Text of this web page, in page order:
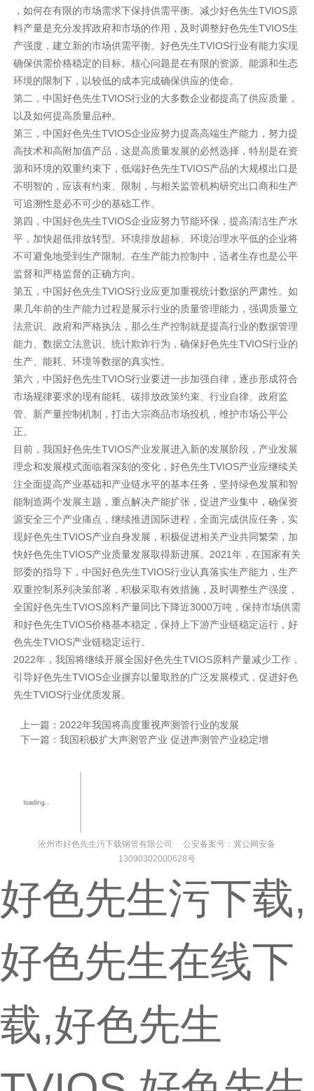
，如何在有限的市场需求下保持供需平衡。减少好色先生TVIOS原
料产量是充分发挥政府和市场的作用，及时调整好色先生TVIOS生
产强度，建立新的市场供需平衡。好色先生TVIOS行业有能力实现
确保供需价格稳定的目标。核心问题是在有限的资源、能源和生态
环境的限制下，以较低的成本完成确保供应的使命。
第二，中国好色先生TVIOS行业的大多数企业都提高了供应质量，
以及如何提高质量品种。
第三，中国好色先生TVIOS企业应努力提高高端生产能力，努力提
高技术和高附加值产品，这是高质量发展的必然选择，特别是在资
源和环境的双重约束下，低端好色先生TVIOS产品的大规模出口是
不明智的，应该有约束、限制，与相关监管机构研究出口商和生产
可追溯性是必不可少的基础工作。
第四，中国好色先生TVIOS企业应努力节能环保，提高清洁生产水
平，加快超低排放转型。环境排放超标、环境治理水平低的企业将
不可避免地受到生产限制。在生产能力控制中，适者生存也是公平
监督和严格监督的正确方向。
第五，中国好色先生TVIOS行业应更加重视统计数据的严肃性。如
果几年前的生产能力过程是展示行业的质量管理能力，强调质量立
法意识、政府和严格执法，那么生产控制就是提高行业的数据管理
能力、数据立法意识、统计欺诈行为，确保好色先生TVIOS行业的
生产、能耗、环境等数据的真实性。
第六，中国好色先生TVIOS行业要进一步加强自律，逐步形成符合
市场规律要求的现有能耗、碳排放政策约束、行业自律、政府监
管、新产量控制机制，打击大宗商品市场投机，维护市场公平公
正。
目前，我国好色先生TVIOS产业发展进入新的发展阶段，产业发展
理念和发展模式面临着深刻的变化，好色先生TVIOS产业应继续关
注全面提高产业基础和产业链水平的基本任务，坚持绿色发展和智
能制造两个发展主题，重点解决产能扩张，促进产业集中，确保资
源安全三个产业痛点，继续推进国际进程，全面完成供应任务，实
现好色先生TVIOS产业自身发展，积极促进相关产业共同繁荣，加
快好色先生TVIOS产业质量发展取得新进展。2021年，在国家有关
部委的指导下，中国好色先生TVIOS行业认真落实生产能力，生产
双重控制系列决策部署，积极采取有效措施，及时调整生产强度，
全国好色先生TVIOS原料产量同比下降近3000万吨，保持市场供需
和好色先生TVIOS价格基本稳定，保持上下游产业链稳定运行，好
色先生TVIOS产业链稳定运行。
2022年，我国将继续开展全国好色先生TVIOS原料产量减少工作，
引导好色先生TVIOS企业摒弃以量取胜的广泛发展模式，促进好色
先生TVIOS行业优质发展。
上一篇： 2022年我国将高度重视声测管行业的发展
下一篇： 我国积极扩大声测管产业 促进声测管产业稳定增
沧州市好色先生污下载钢管有限公司 公安备案号：冀公网安备
13090302000628号
好色先生污下载,
好色先生在线下
载,好色先生